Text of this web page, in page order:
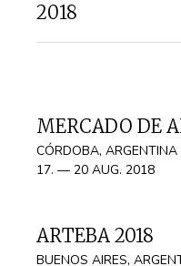
2018
MERCADO DE
CÓRDOBA, ARGENTINA
17. — 20 AUG. 2018
ARTEBA 2018
BUENOS AIRES,